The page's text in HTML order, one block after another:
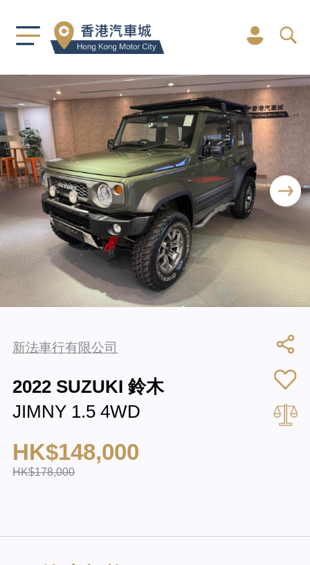
新法車行有限公司
2022 SUZUKI 鈴木
JIMNY 1.5 4WD
HK$148,000
HK$178,000